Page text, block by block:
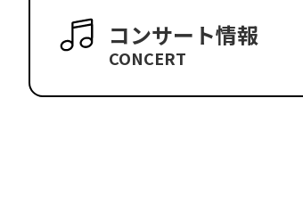
コンサート情報
CONCERT